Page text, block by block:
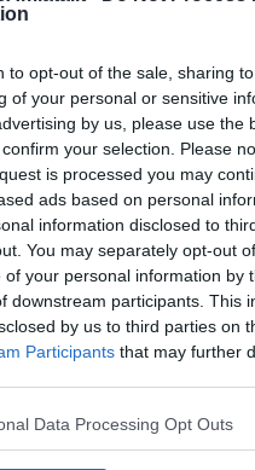
to opt-out of the sale, sharing
of your personal or sensitive
by us, please use the
your selection. Please
is processed you may
ads based on personal
information disclosed to
You may separately opt-out
of your personal information by
downstream participants. This
by us to third parties on
Participants that may further
Data Processing Opt Outs
ne trovano in un qualsiasi
il volto andrà la parte morbida,
invece, quella impermeabile,